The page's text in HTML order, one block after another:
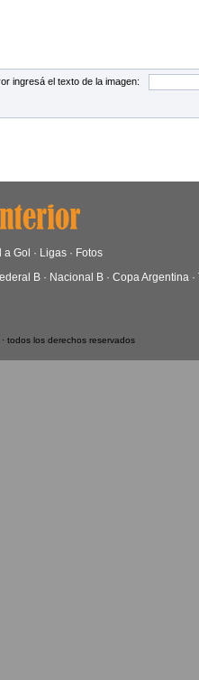
ingresá el texto de la imagen:
a Gol · Ligas · Fotos
B · Nacional B · Copa Argentina ·
todos los derechos reservados